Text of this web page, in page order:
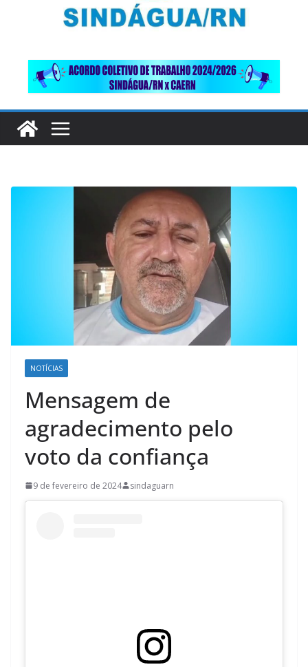
NOTÍCIAS
Mensagem de
agradecimento pelo
voto da confiança
9 de fevereiro de 2024 sindaguarn